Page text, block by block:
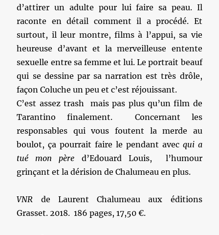
d’attirer un adulte pour lui faire sa peau. Il
raconte en détail comment il a procédé. Et
surtout, il leur montre, films à l’appui, sa vie
heureuse d’avant et la merveilleuse entente
sexuelle entre sa femme et lui. Le portrait beauf
qui se dessine par sa narration est très drôle,
façon Coluche un peu et c’est réjouissant.
C’est assez trash mais pas plus qu’un film de
Tarantino finalement. Concernant les
responsables qui vous foutent la merde au
boulot, ça pourrait faire le pendant avec qui a
tué mon père d’Edouard Louis, l’humour
grinçant et la dérision de Chalumeau en plus.
VNR de Laurent Chalumeau aux éditions
Grasset. 2018. 186 pages, 17,50 €.